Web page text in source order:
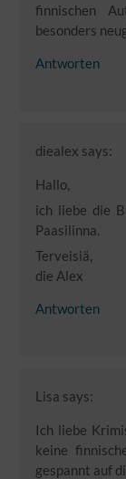
finnischen
besonders
Antworten
diealex says:
Hallo,
ich liebe die
Paasilinna.
Terveisiä,
die Alex
Antworten
Lisa says:
Ich liebe
keine
gespannt auf